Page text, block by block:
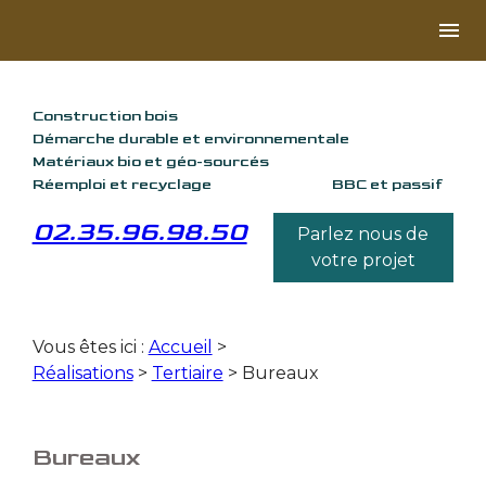
menu
Construction bois
Démarche durable et environnementale
Matériaux bio et géo-sourcés
Réemploi et recyclage
BBC et passif
02.35.96.98.50
Parlez nous de
votre projet
Vous êtes ici : Accueil >
Réalisations> Tertiaire > Bureaux
Bureaux